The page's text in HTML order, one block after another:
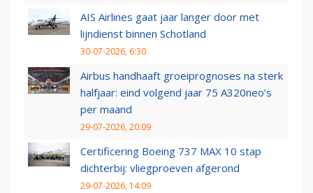
AIS Airlines gaat jaar langer door met
lijndienst binnen Schotland
30-07-2026, 6:30
Airbus handhaaft groeiprognoses na sterk
halfjaar: eind volgend jaar 75 A320neo’s
per maand
29-07-2026, 20:09
Certificering Boeing 737 MAX 10 stap
dichterbij: vliegproeven afgerond
29-07-2026, 14:09